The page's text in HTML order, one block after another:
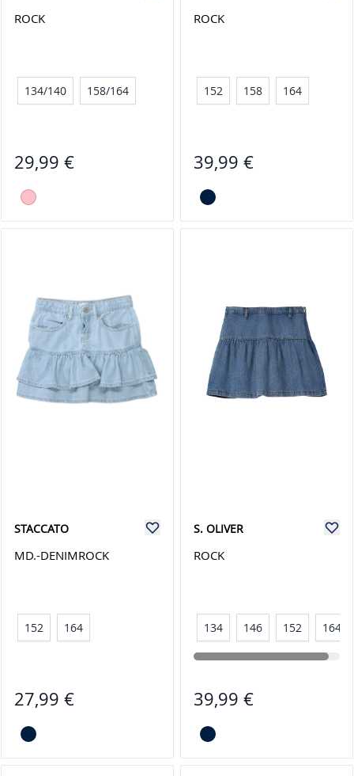
ROCK
134/140 158/164
29,99 €
ROCK
152 158 164
39,99 €
STACCATO
MD.-DENIMROCK
152 164
27,99 €
S. OLIVER
ROCK
134 146 152 164
39,99 €